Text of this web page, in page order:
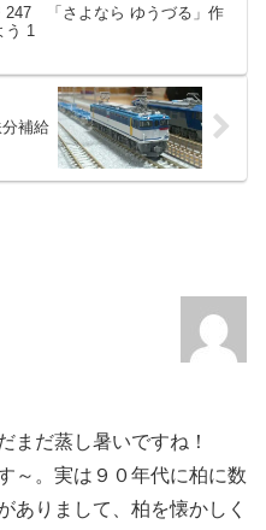
247 「さよなら ゆうづる」作
う 1
補給
まだ蒸し暑いですね！
～。実は９０年代に柏に数
ありまして、柏を懐かしく